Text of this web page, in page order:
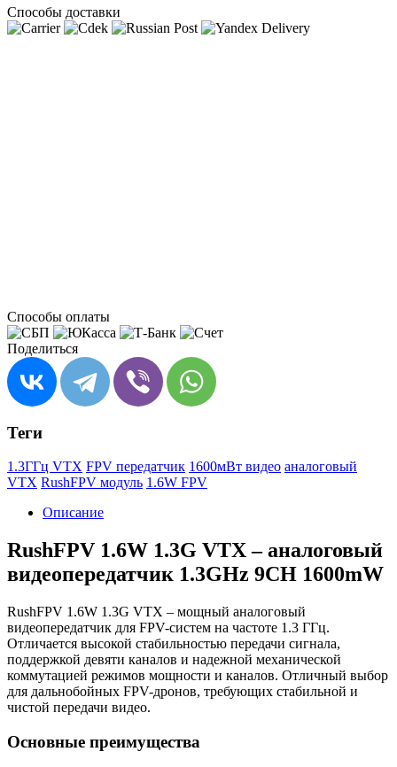
Способы доставки
Способы оплаты
Поделиться
Теги
1.3ГГц VTX FPV передатчик 1600мВт видео аналоговый
VTX RushFPV модуль 1.6W FPV
Описание
RushFPV 1.6W 1.3G VTX – аналоговый
видеопередатчик 1.3GHz 9CH 1600mW
RushFPV 1.6W 1.3G VTX – мощный аналоговый
видеопередатчик для FPV-систем на частоте 1.3 ГГц.
Отличается высокой стабильностью передачи сигнала,
поддержкой девяти каналов и надежной механической
коммутацией режимов мощности и каналов. Отличный выбор
для дальнобойных FPV-дронов, требующих стабильной и
чистой передачи видео.
Основные преимущества